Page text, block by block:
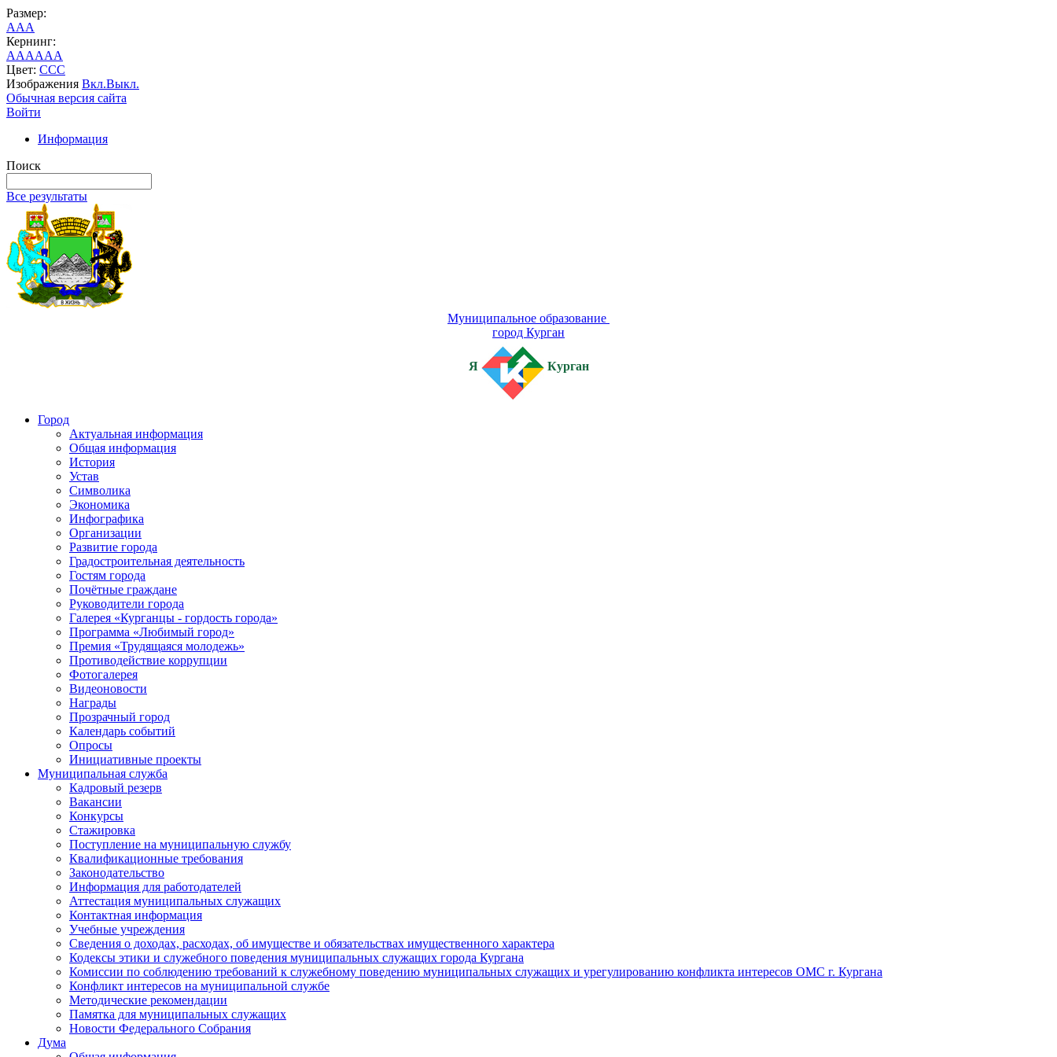
Размер:
AAA
Кернинг:
AAAAAA
Цвет: CCC
Изображения Вкл.Выкл.
Обычная версия сайта
Войти
Информация
Поиск
Все результаты
Муниципальное образование
город Курган
Я Курган
Город
Актуальная информация
Общая информация
История
Устав
Символика
Экономика
Инфографика
Организации
Развитие города
Градостроительная деятельность
Гостям города
Почётные граждане
Руководители города
Галерея «Курганцы - гордость города»
Программа «Любимый город»
Премия «Трудящаяся молодежь»
Противодействие коррупции
Фотогалерея
Видеоновости
Награды
Прозрачный город
Календарь событий
Опросы
Инициативные проекты
Муниципальная служба
Кадровый резерв
Вакансии
Конкурсы
Стажировка
Поступление на муниципальную службу
Квалификационные требования
Законодательство
Информация для работодателей
Аттестация муниципальных служащих
Контактная информация
Учебные учреждения
Сведения о доходах, расходах, об имуществе и обязательствах имущественного характера
Кодексы этики и служебного поведения муниципальных служащих города Кургана
Комиссии по соблюдению требований к служебному поведению муниципальных служащих и урегулированию конфликта интересов ОМС г. Кургана
Конфликт интересов на муниципальной службе
Методические рекомендации
Памятка для муниципальных служащих
Новости Федерального Cобрания
Дума